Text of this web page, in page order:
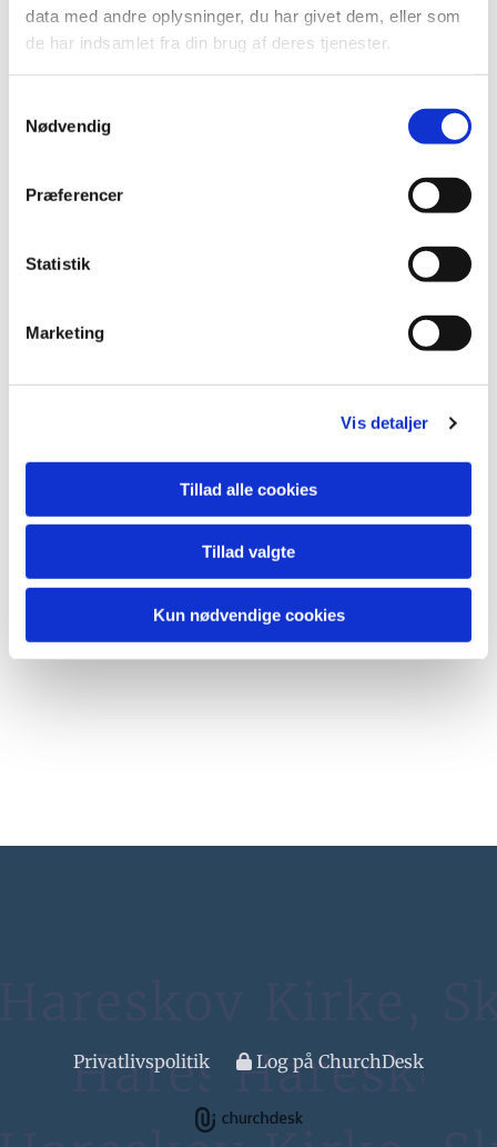
data med andre oplysninger, du har givet dem, eller som
de har indsamlet fra din brug af deres tjenester.
Nødvendig
Præferencer
Statistik
Marketing
Vis detaljer
Tillad alle cookies
Tillad valgte
Kun nødvendige cookies
Privatlivspolitik Log på ChurchDesk